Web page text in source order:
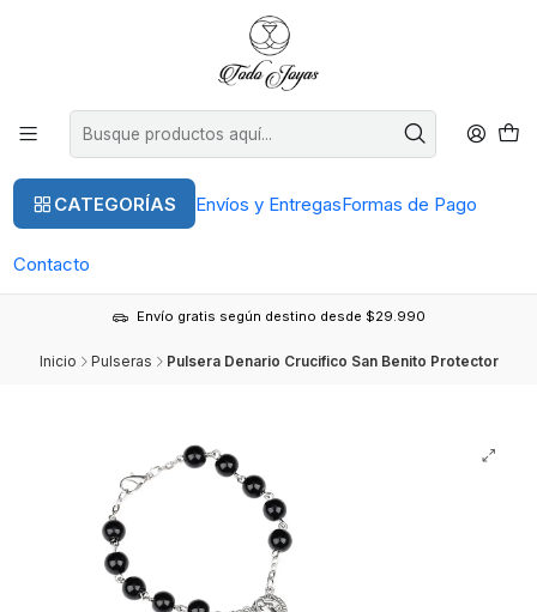
CATEGORÍAS Envíos y EntregasFormas de Pago
Contacto
Envío gratis según destino desde $29.990
Inicio Pulseras Pulsera Denario Crucifico San Benito Protector